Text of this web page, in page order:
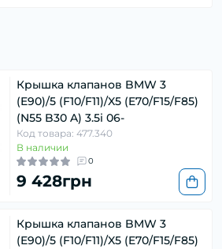
Крышка клапанов BMW 3
(E90)/5 (F10/F11)/X5 (E70/F15/F85)
(N55 B30 A) 3.5i 06-
Код товара: 477.340
В наличии
0
9 428грн
Крышка клапанов BMW 3
(E90)/5 (F10/F11)/X5 (E70/F15/F85)